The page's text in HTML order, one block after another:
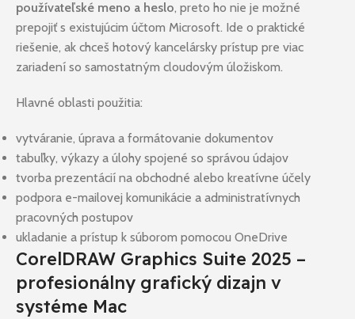
používateľské meno a heslo, preto ho nie je možné
prepojiť s existujúcim účtom Microsoft. Ide o praktické
riešenie, ak chceš hotový kancelársky prístup pre viac
zariadení so samostatným cloudovým úložiskom.
Hlavné oblasti použitia:
vytváranie, úprava a formátovanie dokumentov
tabuľky, výkazy a úlohy spojené so správou údajov
tvorba prezentácií na obchodné alebo kreatívne účely
podpora e-mailovej komunikácie a administratívnych
pracovných postupov
ukladanie a prístup k súborom pomocou OneDrive
CorelDRAW Graphics Suite 2025 –
profesionálny grafický dizajn v
systéme Mac